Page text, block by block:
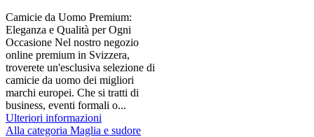
Camicie da Uomo Premium:
Eleganza e Qualità per Ogni
Occasione Nel nostro negozio
online premium in Svizzera,
troverete un'esclusiva selezione di
camicie da uomo dei migliori
marchi europei. Che si tratti di
business, eventi formali o...
Ulteriori informazioni
Alla categoria Maglia e sudore